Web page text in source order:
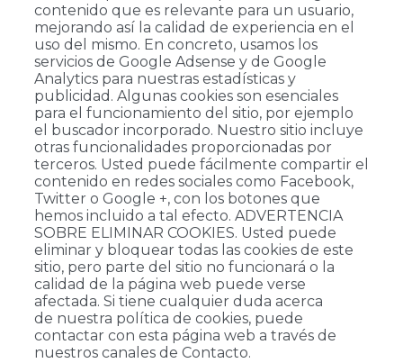
contenido que es relevante para un usuario,
mejorando así la calidad de experiencia en el
uso del mismo. En concreto, usamos los
servicios de Google Adsense y de Google
Analytics para nuestras estadísticas y
publicidad. Algunas cookies son esenciales
para el funcionamiento del sitio, por ejemplo
el buscador incorporado. Nuestro sitio incluye
otras funcionalidades proporcionadas por
terceros. Usted puede fácilmente compartir el
contenido en redes sociales como Facebook,
Twitter o Google +, con los botones que
hemos incluido a tal efecto. ADVERTENCIA
SOBRE ELIMINAR COOKIES. Usted puede
eliminar y bloquear todas las cookies de este
sitio, pero parte del sitio no funcionará o la
calidad de la página web puede verse
afectada. Si tiene cualquier duda acerca
de nuestra política de cookies, puede
contactar con esta página web a través de
nuestros canales de Contacto.